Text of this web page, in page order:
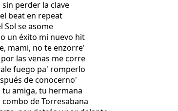
perder la clave
beat en repeat
Sol se asome
un éxito mi nuevo hit
mami, no te enzorre'
las venas me corre
fuego pa' romperlo
de conocerno'
tu amiga, tu hermana
de Torresabana